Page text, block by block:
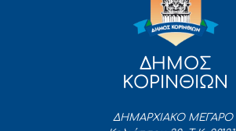
ΔΗΜΟΣ
ΚΟΡΙΝΘΙΩΝ
ΔΗΜΑΡΧΙΑΚΟ ΜΕΓΑΡΟ